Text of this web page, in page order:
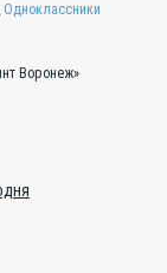
Одноклассники
Воронеж»